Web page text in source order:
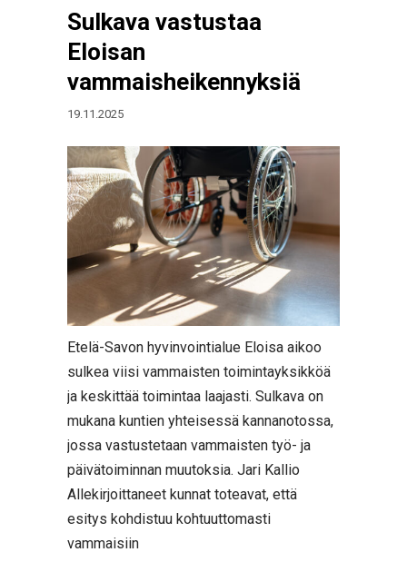
Sulkava vastustaa
Eloisan
vammaisheikennyksiä
19.11.2025
Etelä-Savon hyvinvointialue Eloisa aikoo
sulkea viisi vammaisten toimintayksikköä
ja keskittää toimintaa laajasti. Sulkava on
mukana kuntien yhteisessä kannanotossa,
jossa vastustetaan vammaisten työ- ja
päivätoiminnan muutoksia. Jari Kallio
Allekirjoittaneet kunnat toteavat, että
esitys kohdistuu kohtuuttomasti
vammaisiin